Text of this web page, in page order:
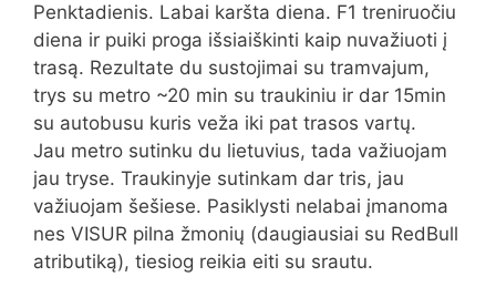
Penktadienis. Labai karšta diena. F1 treniruočiu
diena ir puiki proga išsiaiškinti kaip nuvažiuoti į
trasą. Rezultate du sustojimai su tramvajum,
trys su metro ~20 min su traukiniu ir dar 15min
su autobusu kuris veža iki pat trasos vartų.
Jau metro sutinku du lietuvius, tada važiuojam
jau tryse. Traukinyje sutinkam dar tris, jau
važiuojam šešiese. Pasiklysti nelabai įmanoma
nes VISUR pilna žmonių (daugiausiai su RedBull
atributiką), tiesiog reikia eiti su srautu.